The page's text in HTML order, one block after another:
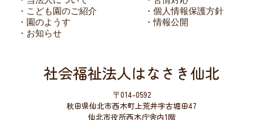
・こども園のご紹介
・園のようす
・お知らせ
・個人情報保護方針
・情報公開
社会福祉法人はなさき仙北
〒014-0592
秋田県仙北市西木町上荒井字古堀田47
仙北市役所西木庁舎内1階